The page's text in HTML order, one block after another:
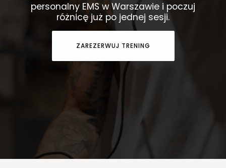
personalny EMS w Warszawie i poczuj
różnicę już po jednej sesji.
ZAREZERWUJ TRENING